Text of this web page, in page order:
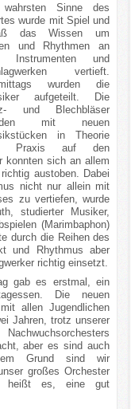
Sinne des
wurde mit Spiel und
das Wissen um
und Rhythmen an
Instrumenten und
vertieft.
wurden die
aufgeteilt. Die
und Blechbläser
mit neuen
in Theorie
Praxis auf den
konnten sich an allem
austoben. Dabei
nicht nur allein mit
zu vertiefen, wurde
studierter Musiker,
(Marimbaphon)
durch die Reihen des
und Rhythmus aber
richtig einsetzt.
gab es erstmal, ein
Die neuen
allen Jugendlichen
Jahren, trotz unserer
aber es sind auch
Grund sind wir
großes Orchester
heißt es, eine gut